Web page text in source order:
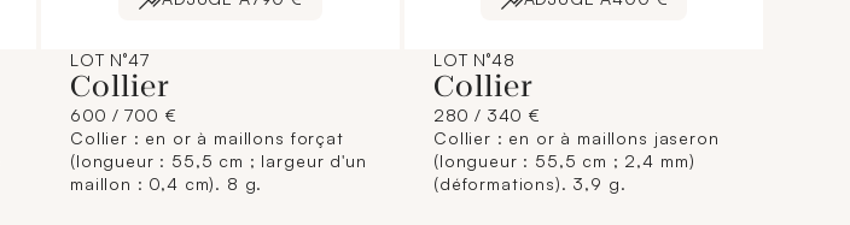
LOT N°47
Collier
600 / 700 €
Collier : en or à maillons forçat
(longueur : 55,5 cm ; largeur d'un
maillon : 0,4 cm). 8 g.
LOT N°48
Collier
280 / 340 €
Collier : en or à maillons jaseron
(longueur : 55,5 cm ; 2,4 mm)
(déformations). 3,9 g.